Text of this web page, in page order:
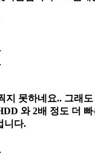
지 못하네요.. 그래
와 2배 정도 더
니다.